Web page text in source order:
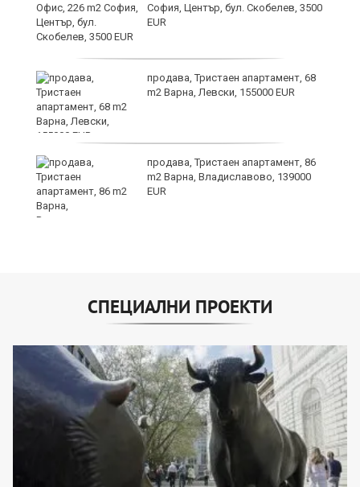
София, Център, бул. Скобелев, 3500
EUR
продава, Тристаен апартамент, 68
m2 Варна, Левски, 155000 EUR
продава, Тристаен апартамент, 86
m2 Варна, Владиславово, 139000
EUR
СПЕЦИАЛНИ ПРОЕКТИ